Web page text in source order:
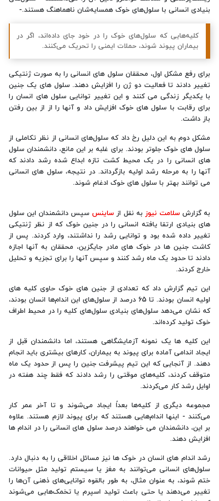
بنیادی انسانی با سلول‌های خوک همسایه‌شان ناهماهنگ هستند.-
کلیه‌هایی که سلول‌های خوک را در خود جای داده‌اند، اگر در
بیماران پیوند شوند، حملات ایمنی را تحریک می‌کنند.
برای رفع مشکل اول، محققان سلول های انسانی را به صورت ژنتیکی
تغییر دادند تا فعالیت دو ژن را افزایش دهند. سلول های یک جنین
با یکدیگر زندگی می کنند و این تغییر توانایی سلول های انسان را
برای رقابت با سلول های خوک افزایش داد و آنها را از از بین رفتن
باز داشت.
مشکل دوم به این دلیل رخ داد که سلول‌های انسانی از نظر تکاملی از
سلول های خوک جلوتر بودند. برای غلبه بر این مانع، دانشمندان سلول
های انسانی را در یک محیط کشت تازه ابداع شده رشد دادند که
آنها را به مرحله رشد اولیه بازگرداند. در نتیجه، سلول های انسانی
می توانند بهتر با سلول های خوک ادغام شوند.
به گزارشسلامت نیوز به نقل از ساینس سپس دانشمندان این سلول
های بنیادی ارتقا یافته انسانی را در جنین خوک که از نظر ژنتیکی
تغییر داده شده بود و توانایی رشد را نداشتند، وارد کردند. پس از
کاشت جنین ها در خوک های مادر جایگزین، محققان به آنها اجازه
دادند تا حدود یک ماه رشد کنند و سپس آنها را برای تجزیه و تحلیل
خارج کردند.
این تیم گزارش داد که تعدادی از جنین های خوک حاوی کلیه های
اولیه انسان بودند. تا 65 درصد از سلول‌های این اندام‌ها انسان بودند،
که نشان می‌دهد سلول‌های بنیادی سلول‌های کلیه را در محیط اطراف
خوک تولید کرده‌اند.
این کلیه ها یک نمونه آزمایشگاهی هستند، اما دانشمندان قبل از
ایجاد اندامی آماده برای پیوند به بیماران، کارهای بیشتری باید انجام
دهند. از آنجایی که این تیم پیشرفت جنین را پس از حدود یک ماه
متوقف کردند، کلیه‌های موقتی را رشد دادند که فقط چند هفته در
اوایل رشد کار می‌کردند.
مجموعه دیگری از کلیه‌ها بعداً ایجاد می‌شوند و تا آخر عمر کار
می‌کنند - اینها اندام‌هایی هستند که برای پیوند لازم هستند. علاوه
بر این، دانشمندان می خواهند درصد سلول های انسانی را در اندام ها
افزایش دهند.
رشد اندام های انسان در خوک ها نیز مسائل اخلاقی را به دنبال دارد.
سلول‌های انسانی می‌توانند به مغز یا سیستم تولید مثل حیوانات
ختم شوند، به عنوان مثال، به طور بالقوه توانایی‌های ذهنی آن‌ها را
تغییر می‌دهند یا حتی باعث تولید اسپرم یا تخمک‌هایی می‌شوند